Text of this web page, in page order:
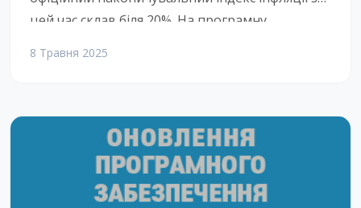
цей час склав біля 20%. На програмну
платники ПДВ, але всі закупки тепер на 20%
договорів, не менше ніж за місяць,
повідомляємо всіх клієнтів про […]
8 Травня 2025